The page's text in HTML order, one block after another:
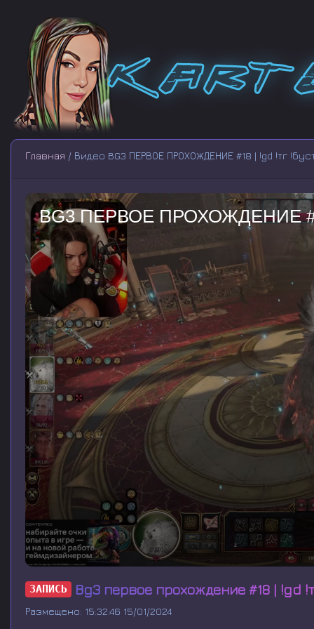
Главная / Видео BG3 ПЕРВОЕ ПРОХОЖДЕНИЕ #18 | !gd !тг
s
e
c
o
ЗАПИСЬ Bg3 первое прохождение #18 | !gd
Размещено: 15:32:46 15/01/2024